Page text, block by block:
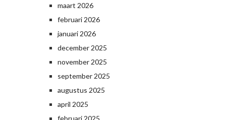
maart 2026
februari 2026
januari 2026
december 2025
november 2025
september 2025
augustus 2025
april 2025
februari 2025